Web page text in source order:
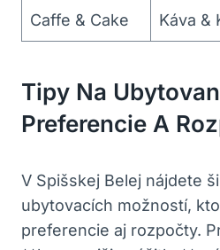
Caffe & Cake Káva &
Tipy Na
Preferencie A
V Spišskej Belej nájdete
ubytovacích možností,
preferencie aj rozpočty.